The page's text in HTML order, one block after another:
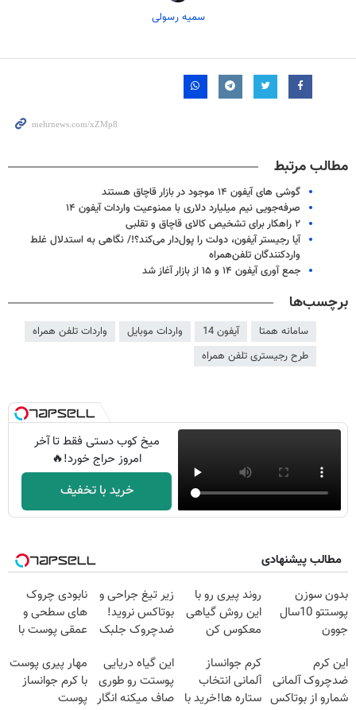
سمیه رسولی
مطالب مرتبط
گوشی های آیفون ۱۴ موجود در بازار قاچاق هستند
صرفه‌جویی نیم میلیارد دلاری با ممنوعیت واردات آیفون ۱۴
۲ راهکار برای تشخیص کالای قاچاق و تقلبی
آیا رجیستر آیفون، دولت را پول‌دار می‌کند؟!/ نگاهی به استدلال غلط
واردکنندگان تلفن‌همراه
جمع آوری آیفون ۱۴ و ۱۵ از بازار آغاز شد
برچسب‌ها
سامانه همتا آیفون 14 واردات موبایل
واردات تلفن همراه
طرح رجیستری تلفن همراه
میخ کوب دستی فقط تا آخر
امروز حراج خورد!🔥
خرید با تخفیف
مطالب پیشنهادی
بدون سوزن
پوستتو 10سال
جوون
پاییزی
روند پیری رو با
این روش گیاهی
معکوس کن
زیر تیغ جراحی و
بوتاکس نروید!
ضدچروک جلبک
نابودی چروک
های سطحی و
عمقی پوست با
آلمانی(45%تخفیف)
این کرم
ضدچروک آلمانی
شمارو از بوتاکس
کرم جوانساز
آلمانی انتخاب
ستاره ها!خرید با
این گیاه دریایی
پوستت رو طوری
صاف میکنه انگار
مهار پیری پوست
با کرم جوانساز
پوست